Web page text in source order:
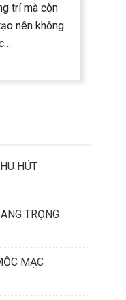
trí mà còn
nên không
HÚT
TRỌNG
MẠC